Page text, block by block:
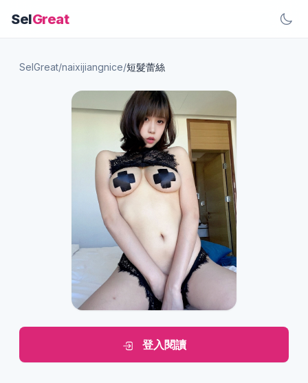
SelGreat
SelGreat/naixijiangnice/短髮蕾絲
登入閱讀